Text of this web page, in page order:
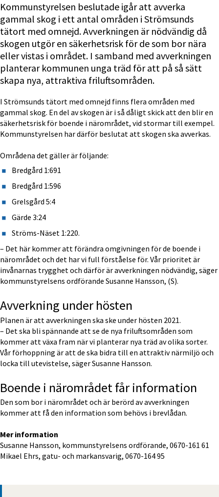
Kommunstyrelsen beslutade igår att avverka
gammal skog i ett antal områden i Strömsunds
tätort med omnejd. Avverkningen är nödvändig då
skogen utgör en säkerhetsrisk för de som bor nära
eller vistas i området. I samband med avverkningen
planterar kommunen unga träd för att på så sätt
skapa nya, attraktiva friluftsområden.
I Strömsunds tätort med omnejd finns flera områden med
gammal skog. En del av skogen är i så dåligt skick att den blir en
säkerhetsrisk för boende i närområdet, vid stormar till exempel.
Kommunstyrelsen har därför beslutat att skogen ska avverkas.
Områdena det gäller är följande:
Bredgård 1:691
Bredgård 1:596
Grelsgård 5:4
Gärde 3:24
Ströms-Näset 1:220.
– Det här kommer att förändra omgivningen för de boende i
närområdet och det har vi full förståelse för. Vår prioritet är
invånarnas trygghet och därför är avverkningen nödvändig, säger
kommunstyrelsens ordförande Susanne Hansson, (S).
Avverkning under hösten
Planen är att avverkningen ska ske under hösten 2021.
– Det ska bli spännande att se de nya friluftsområden som
kommer att växa fram när vi planterar nya träd av olika sorter.
Vår förhoppning är att de ska bidra till en attraktiv närmiljö och
locka till utevistelse, säger Susanne Hansson.
Boende i närområdet får information
Den som bor i närområdet och är berörd av avverkningen
kommer att få den information som behövs i brevlådan.
Mer information
Susanne Hansson, kommunstyrelsens ordförande, 0670-161 61
Mikael Ehrs, gatu- och markansvarig, 0670-164 95